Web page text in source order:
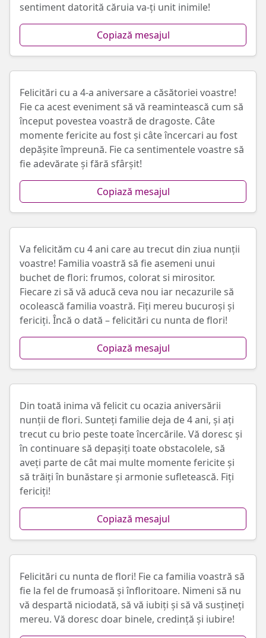
sentiment datorită căruia va-ți unit inimile!
Copiază mesajul
Felicitări cu a 4-a aniversare a căsătoriei voastre!
Fie ca acest eveniment să vă reamintească cum să
început povestea voastră de dragoste. Câte
momente fericite au fost și câte încercari au fost
depășite împreună. Fie ca sentimentele voastre să
fie adevărate și fără sfârșit!
Copiază mesajul
Va felicităm cu 4 ani care au trecut din ziua nunții
voastre! Familia voastră să fie asemeni unui
buchet de flori: frumos, colorat si mirositor.
Fiecare zi să vă aducă ceva nou iar necazurile să
ocolească familia voastră. Fiți mereu bucuroși și
fericiți. Încă o dată – felicitări cu nunta de flori!
Copiază mesajul
Din toată inima vă felicit cu ocazia aniversării
nunții de flori. Sunteți familie deja de 4 ani, și ați
trecut cu brio peste toate încercările. Vă doresc și
în continuare să depașiți toate obstacolele, să
aveți parte de cât mai multe momente fericite și
să trăiți în bunăstare și armonie sufletească. Fiți
fericiți!
Copiază mesajul
Felicitări cu nunta de flori! Fie ca familia voastră să
fie la fel de frumoasă și înfloritoare. Nimeni să nu
vă despartă niciodată, să vă iubiți și să vă susțineți
mereu. Vă doresc doar binele, credință și iubire!